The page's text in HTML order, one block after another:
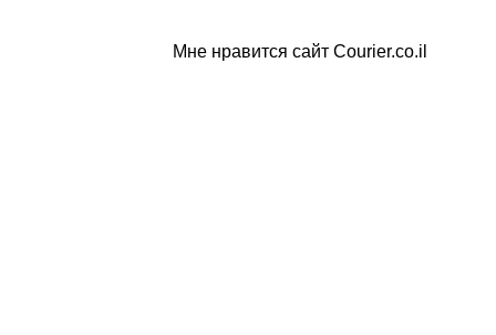
Мне нравится сайт Courier.co.il